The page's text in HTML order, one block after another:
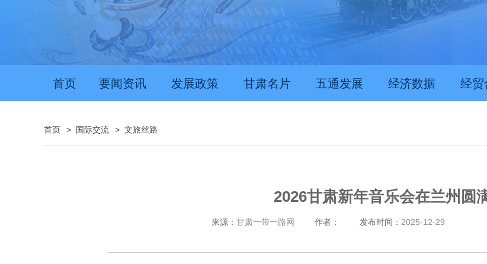
推动经济持续向新向优向好发展 甘肃上半年
首页 要闻资讯 发展政策 甘肃名片 五通发展 经济数据 经贸
首页 > 国际交流 > 文旅丝路
2026甘肃新年音乐会在兰州圆
来源： 甘肃一带一路网 作者： 发布时间： 2025-12-29